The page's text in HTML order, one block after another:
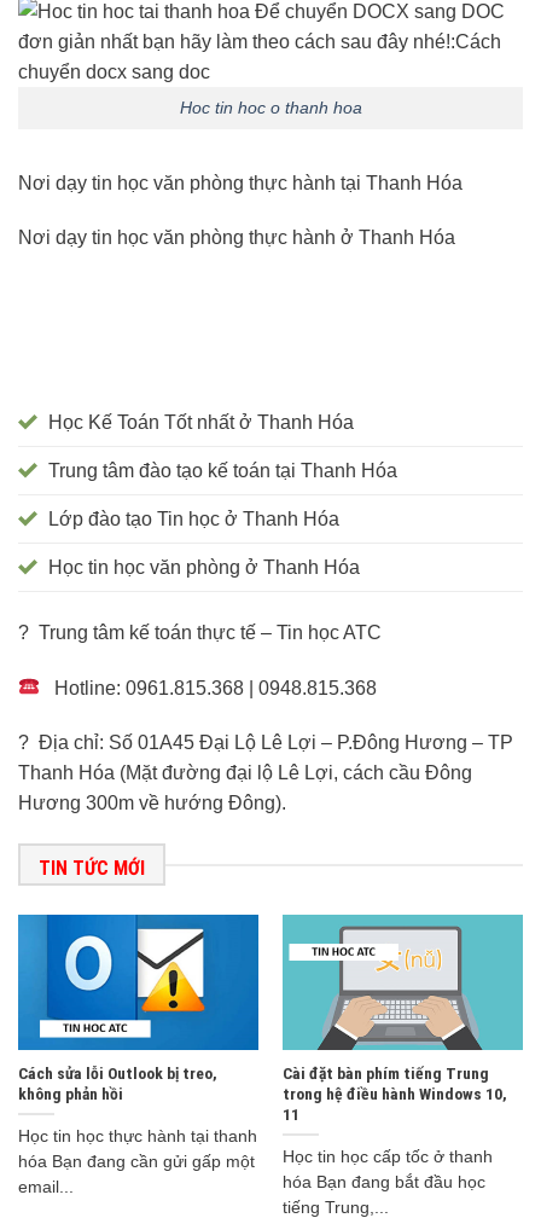
Hoc tin hoc o thanh hoa
Nơi dạy tin học văn phòng thực hành tại Thanh Hóa
Nơi dạy tin học văn phòng thực hành ở Thanh Hóa
Học Kế Toán Tốt nhất ở Thanh Hóa
Trung tâm đào tạo kế toán tại Thanh Hóa
Lớp đào tạo Tin học ở Thanh Hóa
Học tin học văn phòng ở Thanh Hóa
? Trung tâm kế toán thực tế – Tin học ATC
Hotline: 0961.815.368 | 0948.815.368
? Địa chỉ: Số 01A45 Đại Lộ Lê Lợi – P.Đông Hương – TP
Thanh Hóa (Mặt đường đại lộ Lê Lợi, cách cầu Đông
Hương 300m về hướng Đông).
TIN TỨC MỚI
Cách sửa lỗi Outlook bị treo,
không phản hồi
Học tin học thực hành tại thanh
hóa Bạn đang cần gửi gấp một
email...
Cài đặt bàn phím tiếng Trung
trong hệ điều hành Windows 10,
11
Học tin học cấp tốc ở thanh
hóa Bạn đang bắt đầu học
tiếng Trung,...